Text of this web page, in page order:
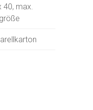
40, max.